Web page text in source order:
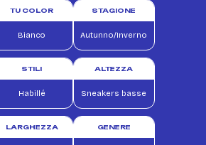
TU COLOR
Bianco
STAGIONE
Autunno/Inverno
STILI
Habillé
ALTEZZA
Sneakers basse
LARGHEZZA GENERE